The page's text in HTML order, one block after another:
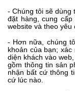
- Chúng tôi sẽ dùng
đặt hàng, cung
website và theo yêu
- Hơn nữa, chúng
khoản của bạn;
diện khách vào
gồm thông tin sản
nhận bất cứ thông
cứ lúc nào.